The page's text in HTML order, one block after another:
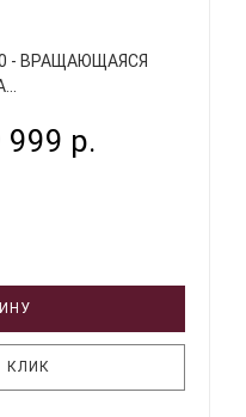
- ВРАЩАЮЩАЯСЯ
999 р.
КЛИК